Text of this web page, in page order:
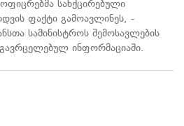
სანქცირებული
ფაქტი გამოავლინეს, -
სამინისტროს შემოსავლების
გავრცელებულ ინფორმაციაში.